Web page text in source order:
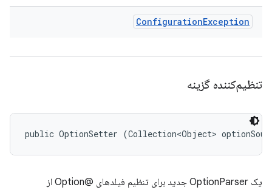
ConfigurationException
تنظیم‌کننده گزینه
public OptionSetter (Collection<Object>
یک OptionParser جدید برای تنظیم فیلدهای @Option از